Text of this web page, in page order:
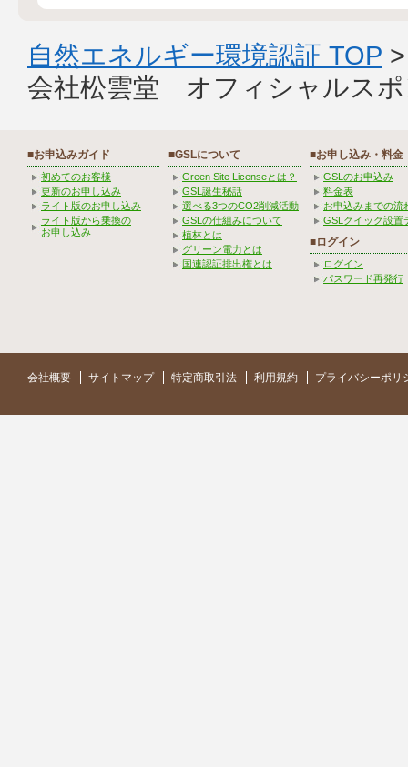
自然エネルギー環境認証 TOP
会社松雲堂 オフィシャルスポ
■お申込みガイド
初めてのお客様
更新のお申し込み
ライト版のお申し込み
ライト版から乗換の
お申し込み
■GSLについて
Green Site Licenseとは？
GSL誕生秘話
選べる3つのCO2削減活動
GSLの仕組みについて
植林とは
グリーン電力とは
国連認証排出権とは
■お申し込み・料金
GSLのお申込み
料金表
お申込みまでの流
GSLクイック設置
■ログイン
ログイン
パスワード再発行
会社概要 サイトマップ 特定商取引法 利用規約 プライバシーポリ